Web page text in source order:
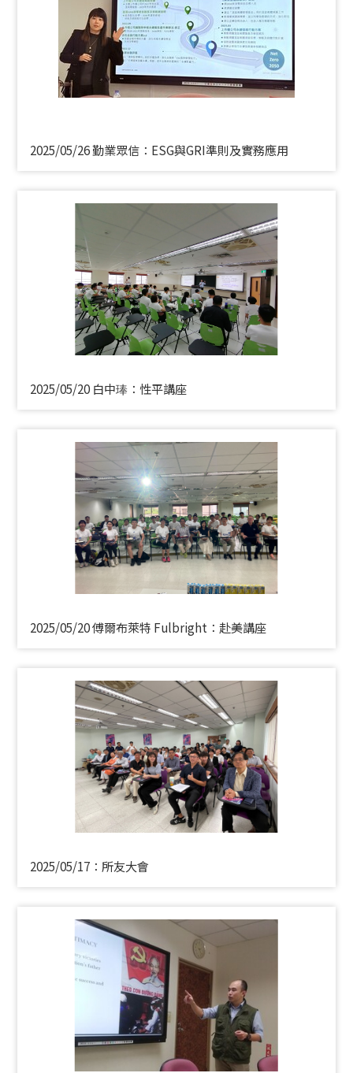
2025/05/26 勤業眾信：ESG與GRI準則及實務應用
2025/05/20 白中琫：性平講座
2025/05/20 傅爾布萊特 Fulbright：赴美講座
2025/05/17：所友大會